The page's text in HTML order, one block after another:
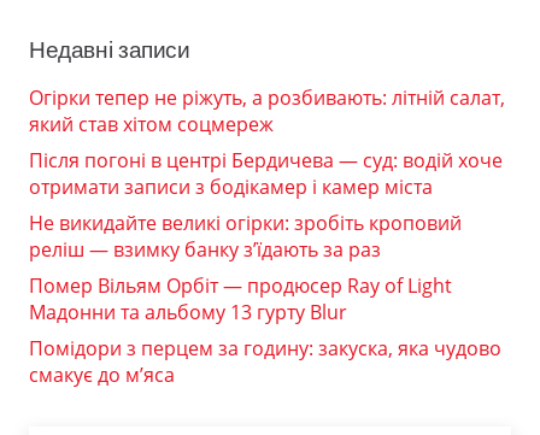
Недавні записи
Огірки тепер не ріжуть, а розбивають: літній салат,
який став хітом соцмереж
Після погоні в центрі Бердичева — суд: водій хоче
отримати записи з бодікамер і камер міста
Не викидайте великі огірки: зробіть кроповий
реліш — взимку банку з’їдають за раз
Помер Вільям Орбіт — продюсер Ray of Light
Мадонни та альбому 13 гурту Blur
Помідори з перцем за годину: закуска, яка чудово
смакує до м’яса